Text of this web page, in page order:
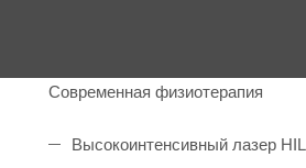
Современная физиотерапия
Высокоинтенсивный лазер HIL